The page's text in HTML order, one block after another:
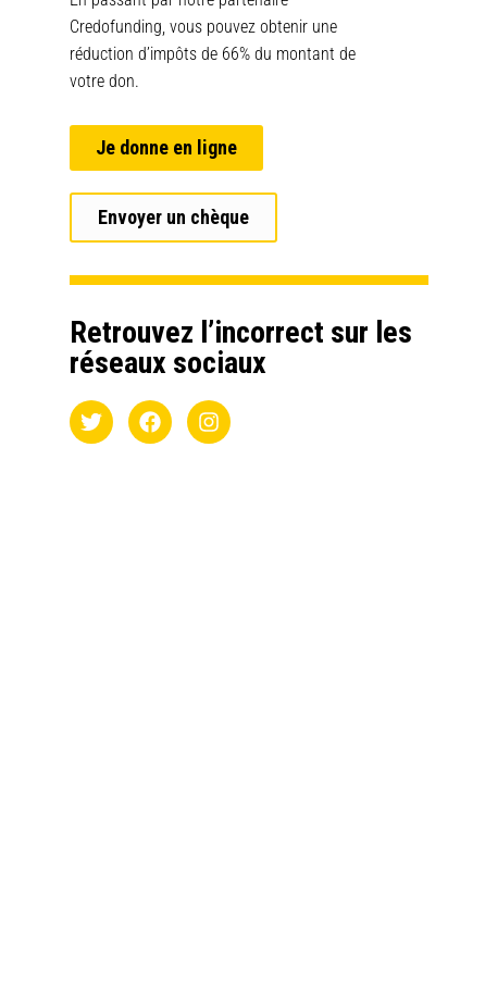
Credofunding, vous pouvez obtenir une
réduction d’impôts de 66% du montant de
votre don.
Je donne en ligne
Envoyer un chèque
Retrouvez l’incorrect sur les
réseaux sociaux